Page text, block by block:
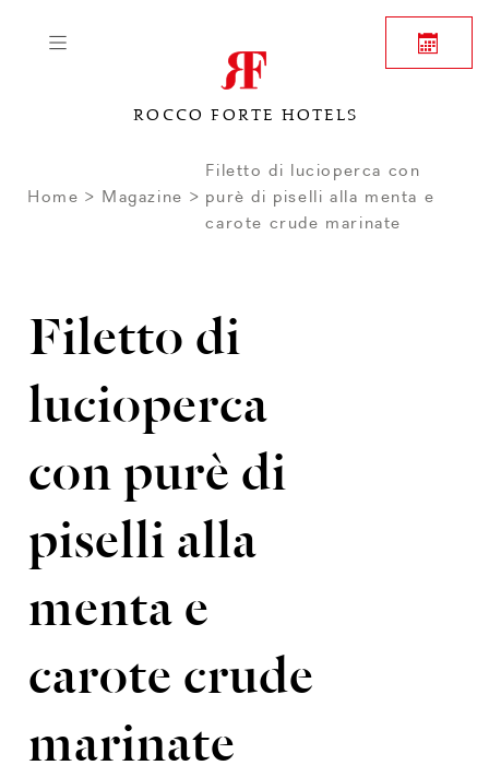
ROCCO FORTE HOTELS
Home Magazine
Filetto di lucioperca con
purè di piselli alla menta e
carote crude marinate
Filetto di
lucioperca
con purè di
piselli alla
menta e
carote crude
marinate